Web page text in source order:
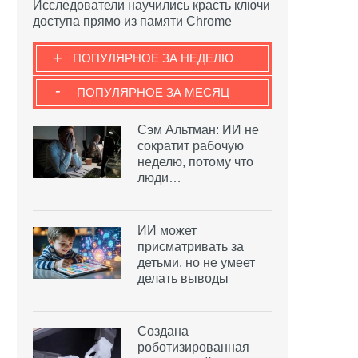
Исследователи научились красть ключи
доступа прямо из памяти Chrome
ПОПУЛЯРНОЕ ЗА НЕДЕЛЮ
+
ПОПУЛЯРНОЕ ЗА МЕСЯЦ
-
Сэм Альтман: ИИ не
сократит рабочую
неделю, потому что
люди…
ИИ может
присматривать за
детьми, но не умеет
делать выводы
Создана
роботизированная